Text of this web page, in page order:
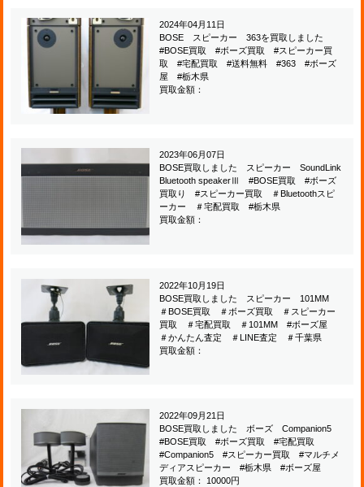
2024年04月11日
BOSE スピーカー 363を買取しました
#BOSE買取 #ボーズ買取 #スピーカー買
取 #宅配買取 #送料無料 #363 #ボーズ
屋 #栃木県
買取金額：
2023年06月07日
BOSE買取しました スピーカー SoundLink
Bluetooth speakerⅢ #BOSE買取 #ボーズ
買取り #スピーカー買取 ＃Bluetoothスピ
ーカー ＃宅配買取 #栃木県
買取金額：
2022年10月19日
BOSE買取しました スピーカー 101MM
＃BOSE買取 ＃ボーズ買取 ＃スピーカー
買取 ＃宅配買取 ＃101MM #ボーズ屋
＃かんたん査定 ＃LINE査定 ＃千葉県
買取金額：
2022年09月21日
BOSE買取しました ボーズ Companion5
#BOSE買取 #ボーズ買取 #宅配買取
#Companion5 #スピーカー買取 #マルチメ
ディアスピーカー #栃木県 #ボーズ屋
買取金額： 10000円